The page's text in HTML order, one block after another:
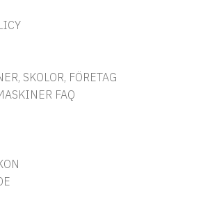
SKOLOR, FÖRETAG
FAQ